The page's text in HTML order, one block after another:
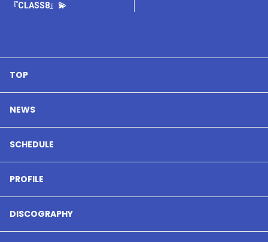
『CLASS8』💫
TOP
NEWS
SCHEDULE
PROFILE
DISCOGRAPHY